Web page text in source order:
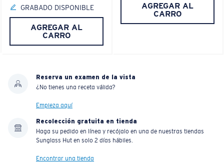
GRABADO DISPONIBLE
AGREGAR AL
CARRO
AGREGAR AL
CARRO
Reserva un examen de la vista
¿No tienes una receta válida?
Empieza aquí
Recolección gratuita en tienda
Haga su pedido en línea y recójalo en una de nuestras tiendas
Sunglass Hut en solo 2 días hábiles.
Encontrar una tienda